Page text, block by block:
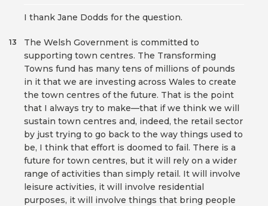
I thank Jane Dodds for the question.
The Welsh Government is committed to
supporting town centres. The Transforming
Towns fund has many tens of millions of pounds
in it that we are investing across Wales to create
the town centres of the future. That is the point
that I always try to make—that if we think we will
sustain town centres and, indeed, the retail sector
by just trying to go back to the way things used to
be, I think that effort is doomed to fail. There is a
future for town centres, but it will rely on a wider
range of activities than simply retail. It will involve
leisure activities, it will involve residential
purposes, it will involve things that bring people
13